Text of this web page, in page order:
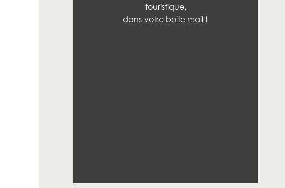
touristique,
dans votre boite mail !